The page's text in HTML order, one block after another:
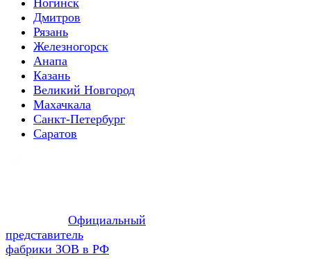
Ногинск
Дмитров
Рязань
Железногорск
Анапа
Казань
Великий Новгород
Махачкала
Санкт-Петербург
Саратов
Официальный
представитель
фабрики ЗОВ в РФ